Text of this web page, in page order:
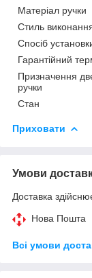
Матеріал ручки
Стиль
Спосіб
Гарантійний
Призначення
ручки
Стан
Приховати
Умови
Доставка
Нова Пошта
Всі умови